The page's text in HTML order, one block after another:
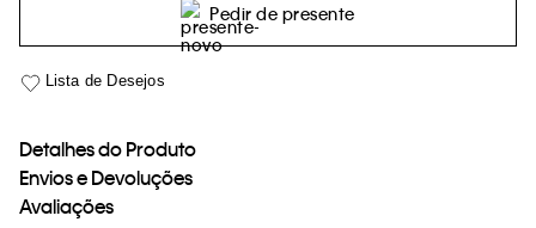
Pedir de presente
Detalhes do Produto
Envios e Devoluções
Avaliações